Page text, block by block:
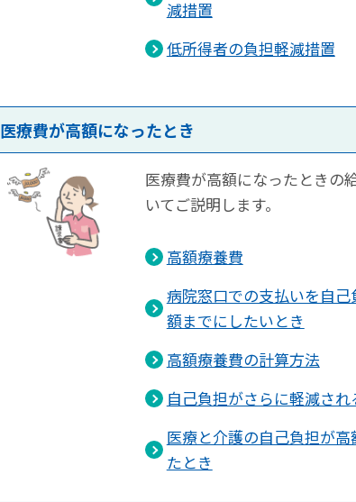
減措置
低所得者の負担軽減措置
医療費が高額になったとき
医療費が高額になったときの
いてご説明します。
高額療養費
病院窓口での支払いを自己
額までにしたいとき
高額療養費の計算方法
自己負担がさらに軽減され
医療と介護の自己負担が高
たとき